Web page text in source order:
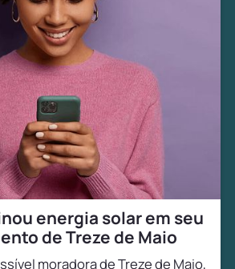
energia solar em seu
de Treze de Maio
moradora de Treze de Maio,